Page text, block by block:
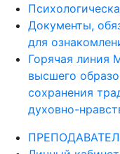
Документы,
для
Горячая линия
высшего
сохранения
духовно-